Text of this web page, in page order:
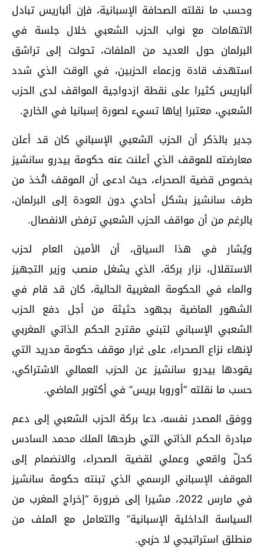
وحسب ما نقلته الصحافة الإسبانية، فإن ألباريس تبادل
الاتهامات مع نواب الحزب الشعبي خلال جلسة في
البرلمان حول العديد من الملفات، تحولت إلى تراشق
استهدف قادة وزعماء الحزبين، في الوقت الذي شدد
ألباريس كثيرا على نقطة ازدواجية المواقف لدى الحزب
الشعبي، معتبرا إياها تسيء لصورة إسبانيا في الخارج.
جدير بالذكر أن الحزب الشعبي الإسباني كان قد أعلن
معارضته للموقف الذي أعلنت عنه حكومة بيدرو سانشيز
بخصوص قضية الصحراء، حيث ادعى أن الموقف اتُخذ من
طرف سانشيز بشكل أحادي دون العودة إلى البرلمان،
بالرغم من أن مواقف الحزب الشعبي ترفض الانفصال.
ويُشار في هذا السياق، أن الأمين العام لحزب
الاستقلال، نزار بركة، الذي يشغل منصب وزير التجهيز
والماء في الحكومة المغربية الحالية، كان قد قام في
الشهور الماضية بجهود حثيثة من أجل دفع الحزب
الشعبي الإسباني لتبني مقترح الحكم الذاتي المغربي
لإنهاء نزاع الصحراء، على غرار موقف حكومة مدريد التي
يقودها بيدرو سانشيز عن الحزب العمالي الاشتراكي،
حسب ما نقلته “أوروبا بريس” في أكتوبر الماضي.
ووفق المصدر نفسه، دعا بركة الحزب الشعبي إلى دعم
مبادرة الحكم الذاتي التي طرحها الملك محمد السادس
كحلّ واقعي وعملي لقضية الصحراء، والانضمام إلى
الموقف الإسباني الرسمي الذي تبنته حكومة سانشيز
في مارس 2022، مشيرا إلى ضرورة “إخراج المغرب من
السياسة الداخلية الإسبانية” والتعامل مع الملف من
منطلق استراتيجي لا حزبي.